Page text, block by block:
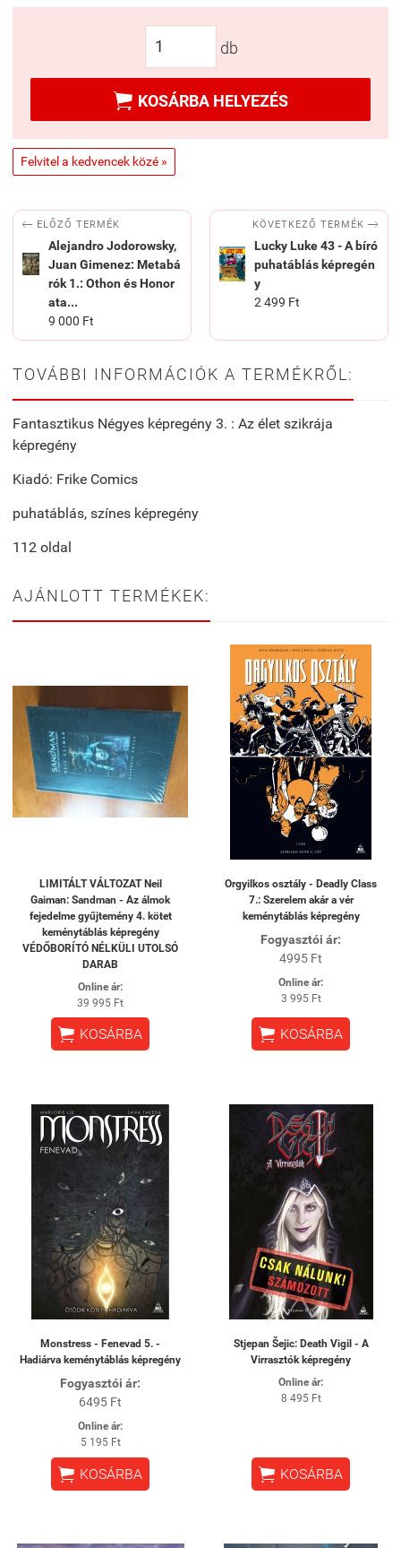
db
 KOSÁRBA HELYEZÉS
Felvitel a kedvencek közé »
 ELŐZŐ TERMÉK
Alejandro Jodorowsky,
Juan Gimenez: Metabá
rók 1.: Othon és Honor
ata...
9 000 Ft
KÖVETKEZŐ TERMÉK 
Lucky Luke 43 - A bíró
puhatáblás képregén
y
2 499 Ft
TOVÁBBI INFORMÁCIÓK A TERMÉKRŐL:
Fantasztikus Négyes képregény 3. : Az élet szikrája
képregény
Kiadó: Frike Comics
puhatáblás, színes képregény
112 oldal
AJÁNLOTT TERMÉKEK:
LIMITÁLT VÁLTOZAT Neil
Gaiman: Sandman - Az álmok
fejedelme gyűjtemény 4. kötet
keménytáblás képregény
VÉDŐBORÍTÓ NÉLKÜLI UTOLSÓ
DARAB
Online ár:
39 995 Ft
 KOSÁRBA
Orgyilkos osztály - Deadly Class
7.: Szerelem akár a vér
keménytáblás képregény
Fogyasztói ár:
4995 Ft
Online ár:
3 995 Ft
 KOSÁRBA
Monstress - Fenevad 5. -
Hadiárva keménytáblás képregény
Fogyasztói ár:
6495 Ft
Online ár:
5 195 Ft
 KOSÁRBA
Stjepan Šejic: Death Vigil - A
Virrasztók képregény
Online ár:
8 495 Ft
 KOSÁRBA